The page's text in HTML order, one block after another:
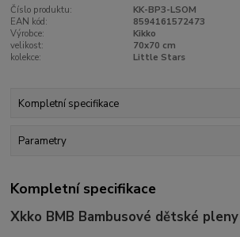
Číslo produktu:
KK-BP3-LSOM
EAN kód:
8594161572473
Výrobce:
Kikko
velikost:
70x70 cm
kolekce:
Little Stars
Kompletní specifikace
Parametry
Kompletní specifikace
Xkko BMB Bambusové dětské